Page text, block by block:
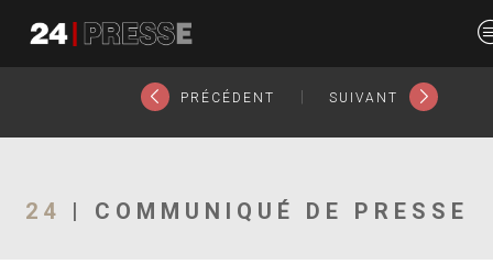
Communiqués de
PRÉCÉDENT SUIVANT
24 | COMMUNIQUÉ DE PRESSE